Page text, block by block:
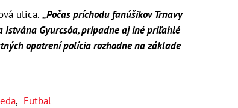
ulica. „Počas príchodu fanúšikov Trnavy
Gyurcsóa, prípadne aj iné priľahlé
opatrení polícia rozhodne na základe
, Futbal